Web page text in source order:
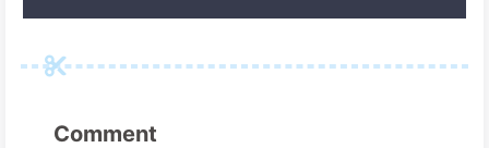
Comment